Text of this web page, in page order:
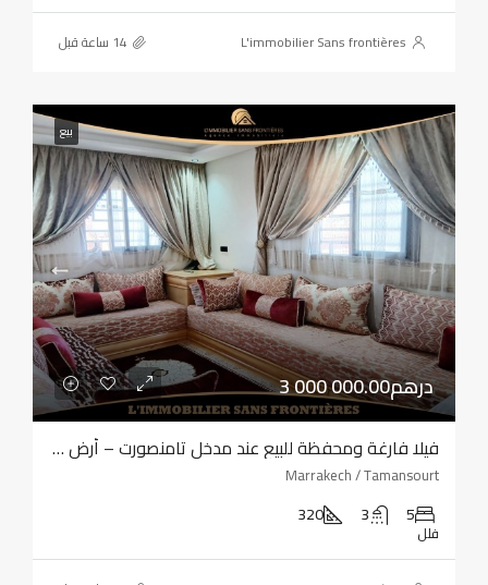
L'immobilier Sans frontières
بيع
3 000 000.00درهم
فيلا فارغة ومحفظة للبيع عند مدخل تامنصورت – أرض بمساحة 320 مترًا مربعًا – أربع واجهات
Marrakech / Tamansourt
5
3
320
فلل